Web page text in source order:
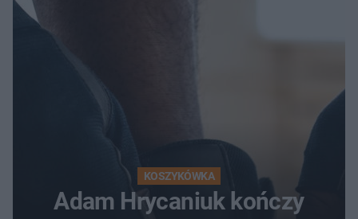
KOSZYKÓWKA
Adam Hrycaniuk kończy